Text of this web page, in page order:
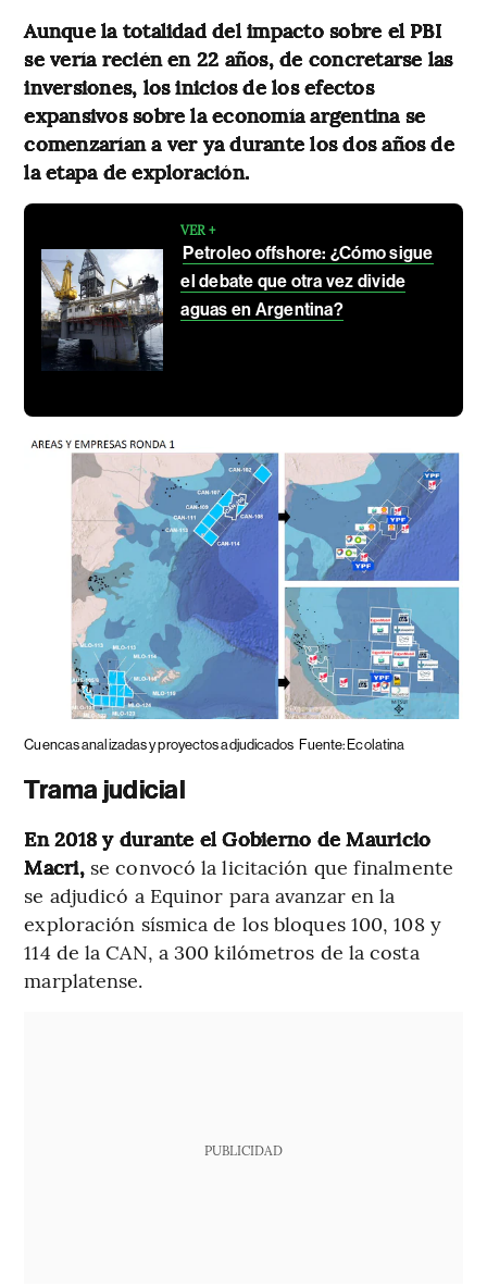
Aunque la totalidad del impacto sobre el PBI
se vería recién en 22 años, de concretarse las
inversiones, los inicios de los efectos
expansivos sobre la economía argentina se
comenzarían a ver ya durante los dos años de
la etapa de exploración.
VER +
Petroleo offshore: ¿Cómo sigue
el debate que otra vez divide
aguas en Argentina?
Cuencas analizadas y proyectos adjudicados Fuente: Ecolatina
Trama judicial
En 2018 y durante el Gobierno de Mauricio
Macri, se convocó la licitación que finalmente
se adjudicó a Equinor para avanzar en la
exploración sísmica de los bloques 100, 108 y
114 de la CAN, a 300 kilómetros de la costa
marplatense.
PUBLICIDAD